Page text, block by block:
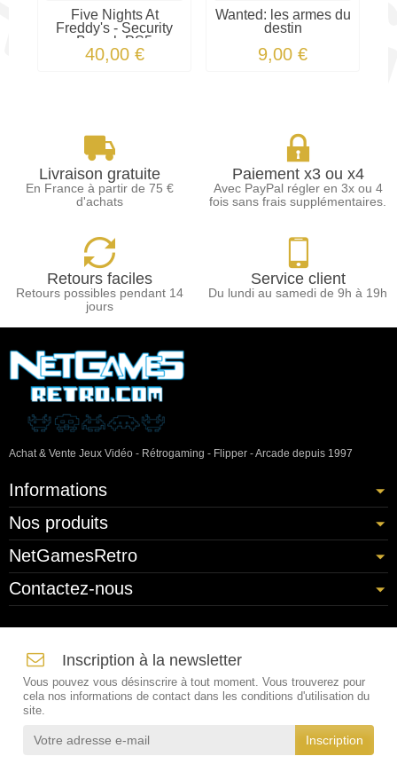
Five Nights At
Freddy's - Security
Breach PS5
40,00 €
Wanted: les armes du
destin
9,00 €
Livraison gratuite
En France à partir de 75 €
d'achats
Paiement x3 ou x4
Avec PayPal régler en 3x ou 4
fois sans frais supplémentaires.
Retours faciles
Retours possibles pendant 14
jours
Service client
Du lundi au samedi de 9h à 19h
Achat & Vente Jeux Vidéo - Rétrogaming - Flipper - Arcade depuis 1997
Informations
Nos produits
NetGamesRetro
Contactez-nous
Inscription à la newsletter
Vous pouvez vous désinscrire à tout moment. Vous trouverez pour
cela nos informations de contact dans les conditions d'utilisation du
site.